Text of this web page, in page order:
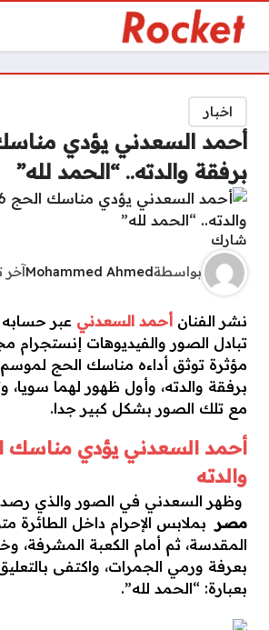
اخبار
برفقة والدته.. “الحمد لله”
شارك
بواسطةMohammed Ahmed
نشر الفنان أحمد السعدني عبر
تبادل الصور والفيديوهات إنستجرام
برفقة والدته، وأول ظهور لهما سويا،
مع تلك الصور بشكل كبير جدا.
أحمد السعدني يؤدي مناسك
والدته
وظهر السعدني في الصور والذي
مصر بملابس الإحرام داخل الطائرة
المقدسة، ثم أمام الكعبة المشرفة،
بعرفة ورمي الجمرات، واكتفى
بعبارة: “الحمد لله”.